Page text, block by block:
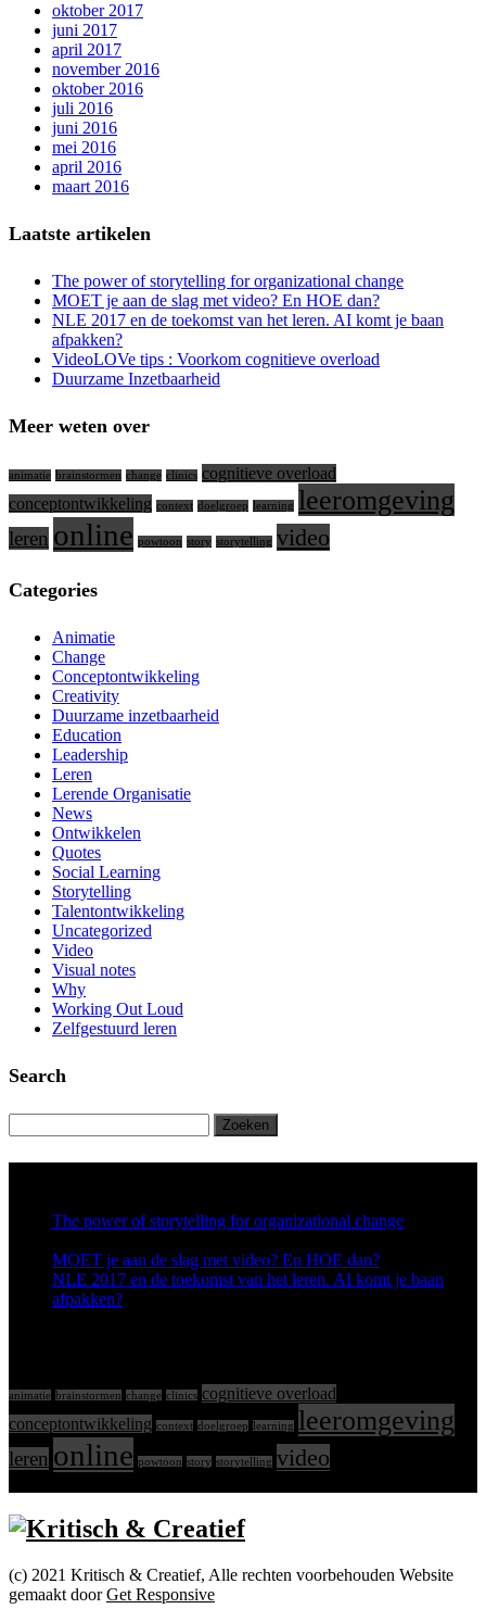
oktober 2017
juni 2017
april 2017
november 2016
oktober 2016
juli 2016
juni 2016
mei 2016
april 2016
maart 2016
Laatste artikelen
The power of storytelling for organizational change
MOET je aan de slag met video? En HOE dan?
NLE 2017 en de toekomst van het leren. AI komt je baan
afpakken?
VideoLOVe tips : Voorkom cognitieve overload
Duurzame Inzetbaarheid
Meer weten over
animatie brainstormen change clinics cognitieve overload
conceptontwikkeling context doelgroep learning leeromgeving
leren online powtoon story storytelling video
Categories
Animatie
Change
Conceptontwikkeling
Creativity
Duurzame inzetbaarheid
Education
Leadership
Leren
Lerende Organisatie
News
Ontwikkelen
Quotes
Social Learning
Storytelling
Talentontwikkeling
Uncategorized
Video
Visual notes
Why
Working Out Loud
Zelfgestuurd leren
Search
naar:
The power of storytelling for organizational change
MOET je aan de slag met video? En HOE dan?
NLE 2017 en de toekomst van het leren. AI komt je baan
afpakken?
animatie brainstormen change clinics cognitieve overload
conceptontwikkeling context doelgroep learning leeromgeving
leren online powtoon story storytelling video
(c) 2021 Kritisch & Creatief, Alle rechten voorbehouden Website
gemaakt doorGet Responsive